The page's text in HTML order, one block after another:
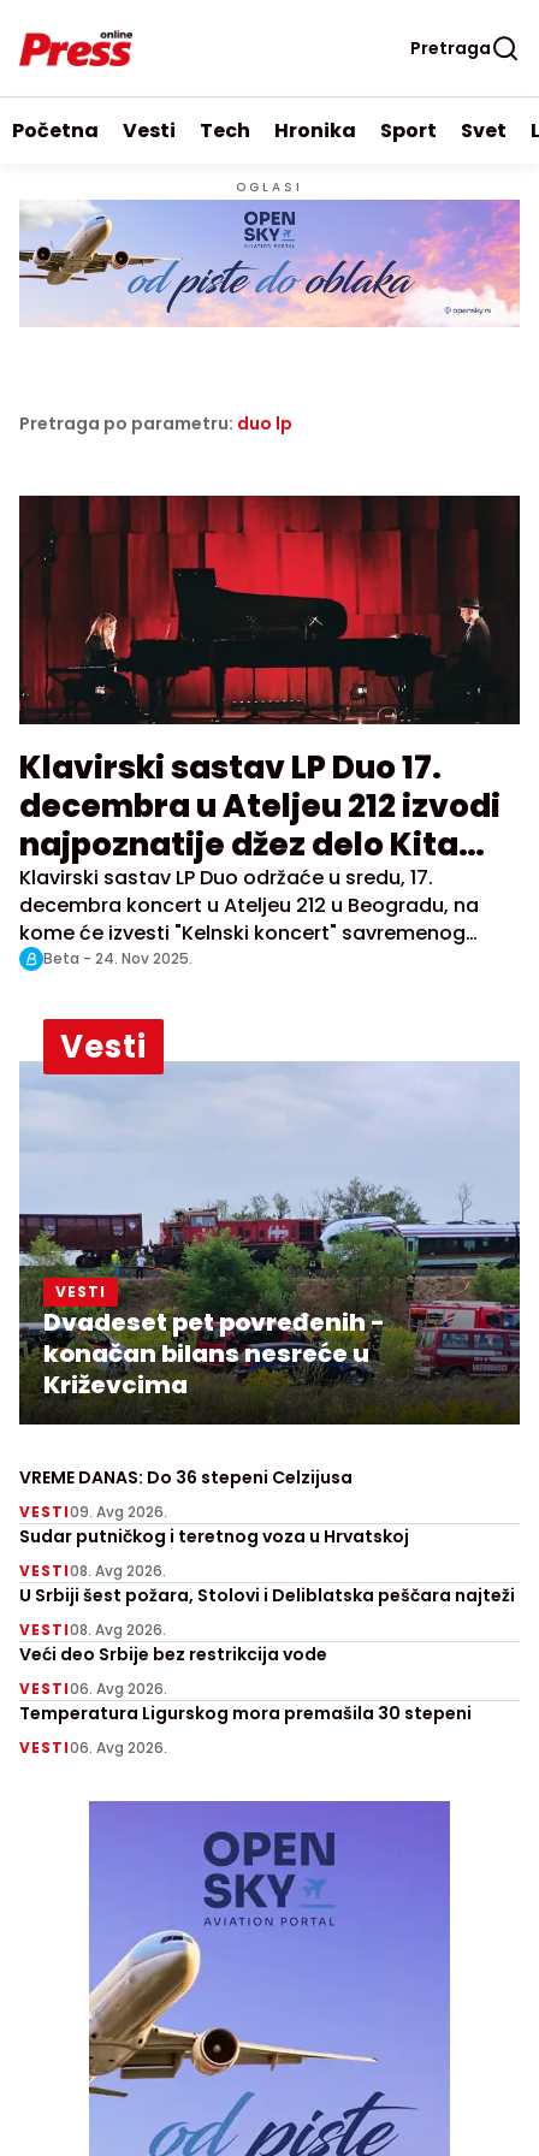
Pretraga
Početna Vesti Tech Hronika Sport Svet
OGLASI
Pretraga po parametru: duo lp
Klavirski sastav LP Duo 17.
decembra u Ateljeu 212 izvodi
najpoznatije džez delo Kita
Džereta
Klavirski sastav LP Duo održaće u sredu, 17.
decembra koncert u Ateljeu 212 u Beogradu, na
kome će izvesti "Kelnski koncert" savremenog
američkog kompozitora Kita Džereta (Keith
Beta - 24. Nov 2025.
Vesti
VESTI
Dvadeset pet povređenih -
konačan bilans nesreće u
Križevcima
VREME DANAS: Do 36 stepeni Celzijusa
VESTI09. Avg 2026.
Sudar putničkog i teretnog voza u Hrvatskoj
VESTI08. Avg 2026.
U Srbiji šest požara, Stolovi i Deliblatska peščara najteži
VESTI08. Avg 2026.
Veći deo Srbije bez restrikcija vode
VESTI06. Avg 2026.
Temperatura Ligurskog mora premašila 30 stepeni
VESTI06. Avg 2026.